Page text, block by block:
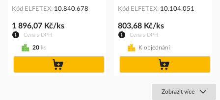
Kód ELFETEX 10.840.678
Cena s DPH
1 896,07 Kč/ks
20 ks
Kód ELFETEX 10.104.051
Cena s DPH
803,68 Kč/ks
K objednání
Zobrazit více